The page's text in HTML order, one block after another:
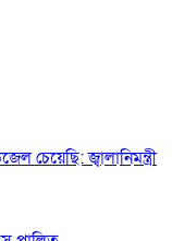
জ্বালানিমন্ত্রী